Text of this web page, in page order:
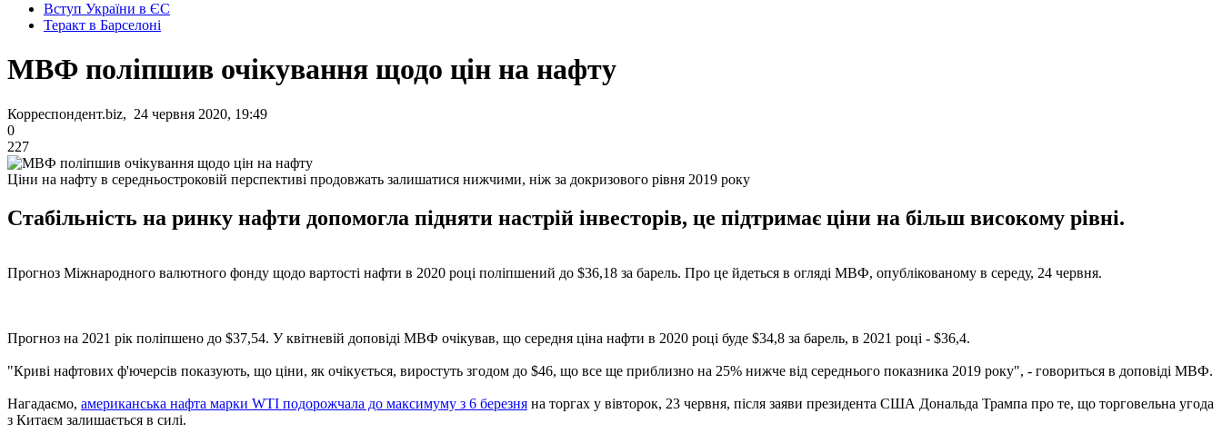
Вступ України в ЄС
Теракт в Барселоні
МВФ поліпшив очікування щодо цін на нафту
Корреспондент.biz, 24 червня 2020, 19:49
0
227
Ціни на нафту в середньостроковій перспективі продовжать залишатися нижчими, ніж за докризового рівня 2019 року
Стабільність на ринку нафти допомогла підняти настрій інвесторів, це підтримає ціни на більш високому рівні.
Прогноз Міжнародного валютного фонду щодо вартості нафти в 2020 році поліпшений до $36,18 за барель. Про це йдеться в огляді МВФ, опублікованому в середу, 24 червня.
Прогноз на 2021 рік поліпшено до $37,54. У квітневій доповіді МВФ очікував, що середня ціна нафти в 2020 році буде $34,8 за барель, в 2021 році - $36,4.
"Криві нафтових ф'ючерсів показують, що ціни, як очікується, виростуть згодом до $46, що все ще приблизно на 25% нижче від середнього показника 2019 року", - говориться в доповіді МВФ.
Нагадаємо, американська нафта марки WTI подорожчала до максимуму з 6 березня на торгах у вівторок, 23 червня, після заяви президента США Дональда Трампа про те, що торговельна угода
з Китаєм залишається в силі.